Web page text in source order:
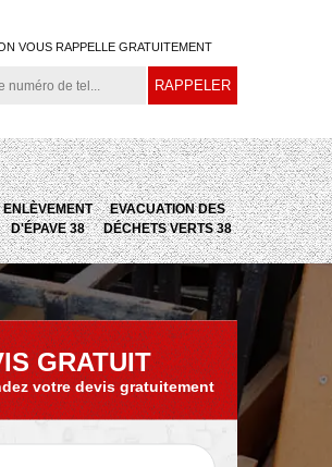
VOUS RAPPELLE GRATUITEMENT
ENLÈVEMENT
D'ÉPAVE 38
EVACUATION DES
DÉCHETS VERTS 38
38
Evacuation des
déchets verts 38
GRATUIT
votre devis gratuitement